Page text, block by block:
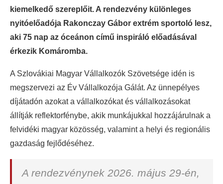
kiemelkedő szereplőit. A rendezvény különleges
nyitóelőadója Rakonczay Gábor extrém sportoló lesz,
aki 75 nap az óceánon című inspiráló előadásával
érkezik Komáromba.
A Szlovákiai Magyar Vállalkozók Szövetsége idén is
megszervezi az Év Vállalkozója Gálát. Az ünnepélyes
díjátadón azokat a vállalkozókat és vállalkozásokat
állítják reflektorfénybe, akik munkájukkal hozzájárulnak a
felvidéki magyar közösség, valamint a helyi és regionális
gazdaság fejlődéséhez.
A rendezvénynek 2026. május 29-én,